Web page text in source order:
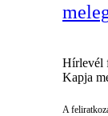
Hírlevél
Kapja
A